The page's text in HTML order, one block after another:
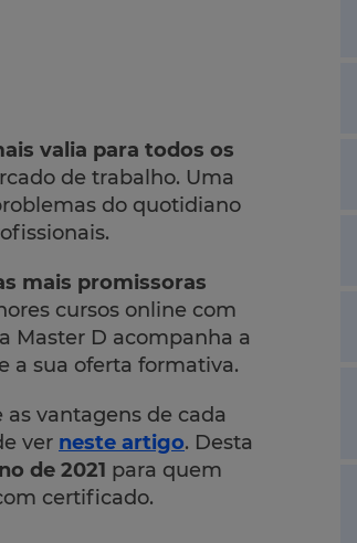
valia para todos os
de trabalho. Uma
do quotidiano
mais promissoras
cursos online com
Master D acompanha a
a sua oferta formativa.
vantagens de cada
ver neste artigo. Desta
de 2021 para quem
certificado.